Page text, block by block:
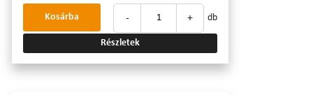
- + db
Kosárba
Részletek